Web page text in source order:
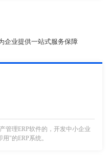
企业提供一站式服务保障
管理ERP软件的，开发中小企业
"的ERP系统。